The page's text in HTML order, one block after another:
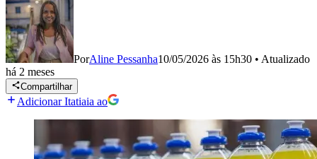
PorAline Pessanha10/05/2026 às 15h30 • Atualizado
há 2 meses
Compartilhar
Adicionar Itatiaia ao